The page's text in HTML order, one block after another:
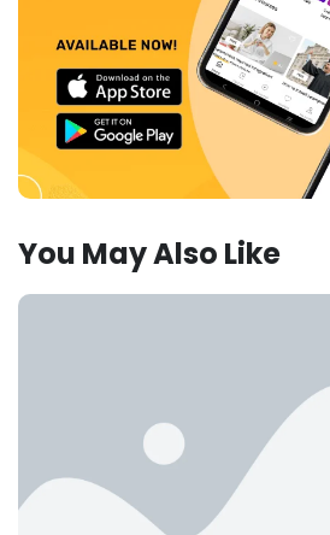
You May Also Like